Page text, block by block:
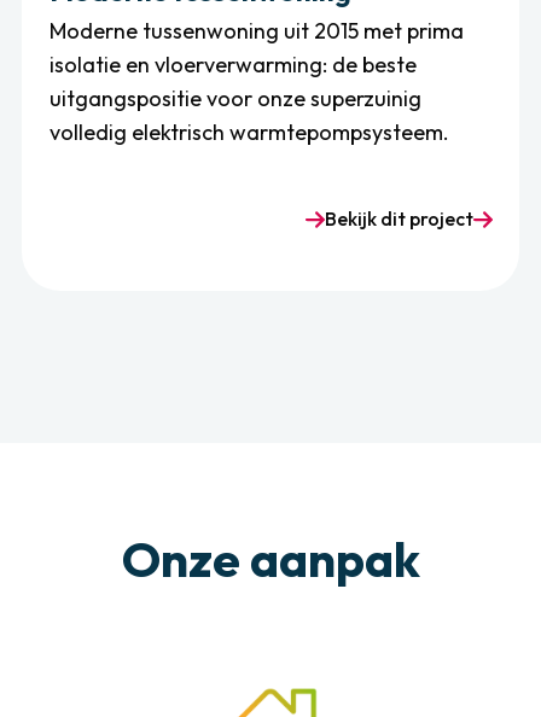
Moderne tussenwoning uit 2015 met prima
isolatie en vloerverwarming: de beste
uitgangspositie voor onze superzuinig
volledig elektrisch warmtepompsysteem.
Bekijk dit project
Onze aanpak